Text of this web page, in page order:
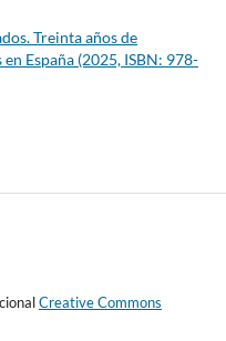
Treinta años de
España (2025, ISBN: 978-
Creative Commons